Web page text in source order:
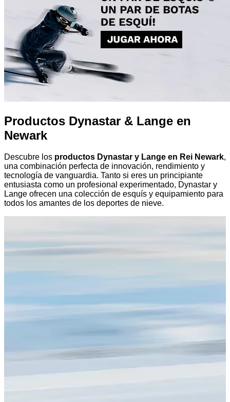
Productos Dynastar & Lange en
Newark
Descubre los productos Dynastar y Lange en Rei Newark,
una combinación perfecta de innovación, rendimiento y
tecnología de vanguardia. Tanto si eres un principiante
entusiasta como un profesional experimentado, Dynastar y
Lange ofrecen una colección de esquís y equipamiento para
todos los amantes de los deportes de nieve.